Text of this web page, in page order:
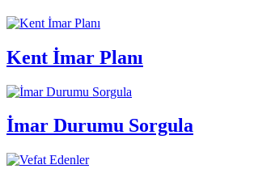
Kent İmar Planı
İmar Durumu Sorgula